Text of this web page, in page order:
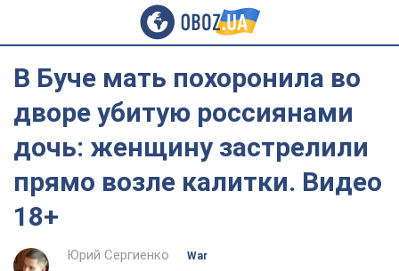
В Буче мать похоронила во
дворе убитую россиянами
дочь: женщину застрелили
прямо возле калитки. Видео
18+
Юрий Сергиенко
War